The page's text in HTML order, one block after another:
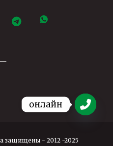
—
защищены - 2012 -2025
онлайн